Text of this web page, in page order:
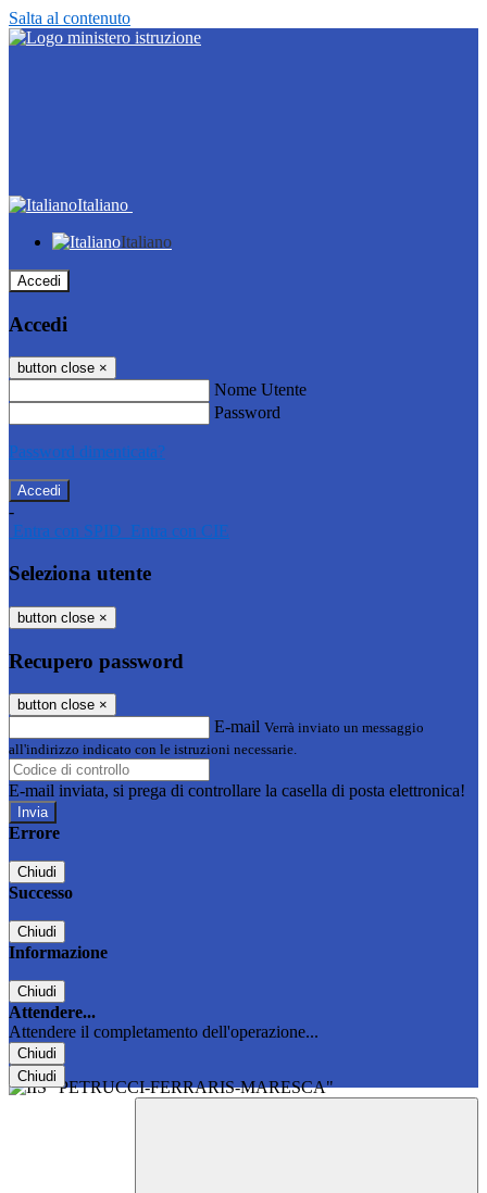
Salta al contenuto
Italiano
Italiano
Accedi
Accedi
button close ×
Nome Utente
Password
Password dimenticata?
-
Entra con SPID Entra con CIE
Seleziona utente
button close ×
Recupero password
button close ×
E-mail Verrà inviato un messaggio
all'indirizzo indicato con le istruzioni necessarie.
E-mail inviata, si prega di controllare la casella di posta elettronica!
Errore
Chiudi
Successo
Chiudi
Informazione
Chiudi
Attendere...
Attendere il completamento dell'operazione...
Chiudi
Chiudi